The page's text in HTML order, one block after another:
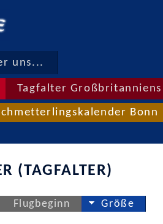
uns...
Tagfalter Großbritanniens
Bonn
(TAGFALTER)
Flugbeginn Größe